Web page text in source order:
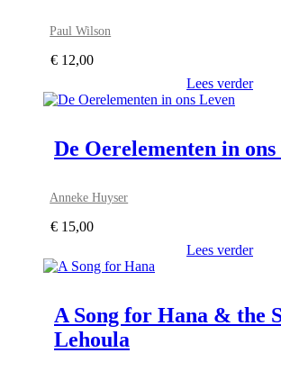
Paul Wilson
€ 12,00
Lees verder
De Oerelementen in
Anneke Huyser
€ 15,00
Lees verder
A Song for Hana & the
Lehoula